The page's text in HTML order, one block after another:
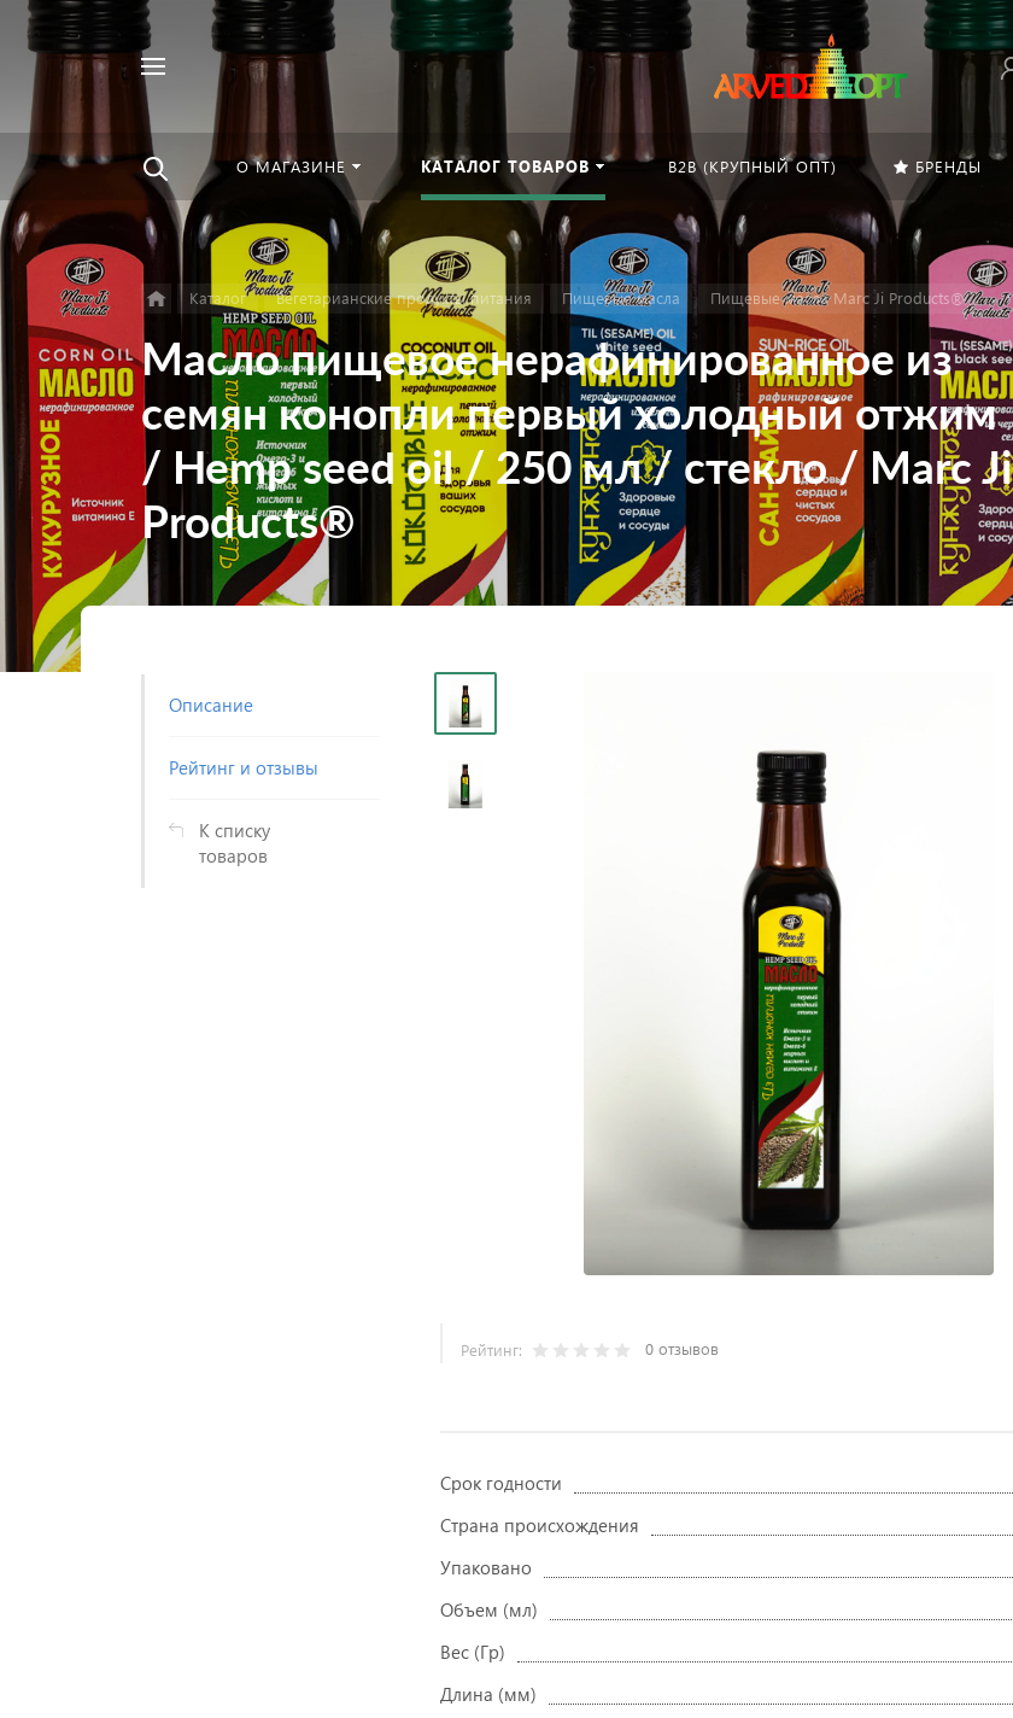
в каталоге
Найти
Например,
Чурны
О МАГАЗИНЕ КАТАЛОГ ТОВАРОВ B2B (КРУПНЫЙ ОПТ) БРЕНДЫ
Каталог Вегетарианские продукты питания Пищевые масла Пищевые масла Marc Ji Products®
Масло пищевое нерафинированное из
семян конопли первый холодный отжим
/ Hemp seed oil / 250 мл / стекло / Marc Ji
Products®
Описание
Рейтинг и отзывы
К списку
товаров
Рейтинг: 0 отзывов
Срок годности
Страна происхождения
Упаковано
Объем (мл)
Вес (Гр)
Длина (мм)